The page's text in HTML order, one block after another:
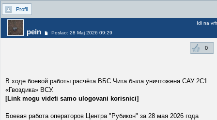
Profil
pein Poslao: 28 Maj 2026 09:29
Idi na vrh
0
В ходе боевой работы расчёта ВБС Чита была уничтожена САУ 2С1
«Гвоздика» ВСУ.
[Link mogu videti samo ulogovani korisnici]
Боевая работа операторов Центра "Рубикон" за 28 мая 2026 года